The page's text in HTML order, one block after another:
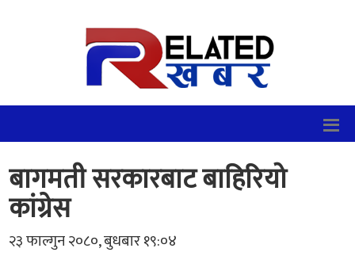
बागमती सरकारबाट बाहिरियो
कांग्रेस
२३ फाल्गुन २०८०, बुधबार १९:०४